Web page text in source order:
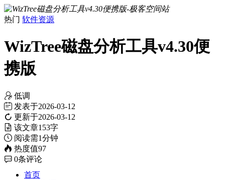
热门 软件资源
WizTree磁盘分析工具v4.30便
携版
低调
发表于2026-03-12
更新于2026-03-12
该文章153字
阅读需1分钟
热度值97
0条评论
首页